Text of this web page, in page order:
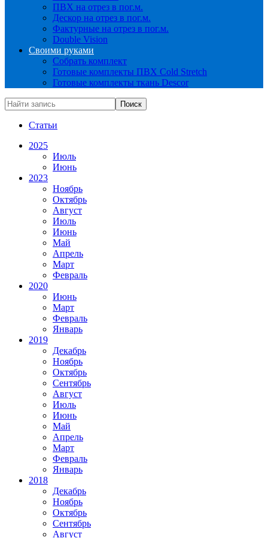
ПВХ на отрез в пог.м.
Дескор на отрез в пог.м.
Фактурные на отрез в пог.м.
Double Vision
Своими руками
Собрать комплект
Готовые комплекты ПВХ Cold Stretch
Готовые комплекты ткань Descor
Статьи
2025
Июль
Июнь
2023
Ноябрь
Октябрь
Август
Июль
Июнь
Май
Апрель
Март
Февраль
2020
Июнь
Март
Февраль
Январь
2019
Декабрь
Ноябрь
Октябрь
Сентябрь
Август
Июль
Июнь
Май
Апрель
Март
Февраль
Январь
2018
Декабрь
Ноябрь
Октябрь
Сентябрь
Август